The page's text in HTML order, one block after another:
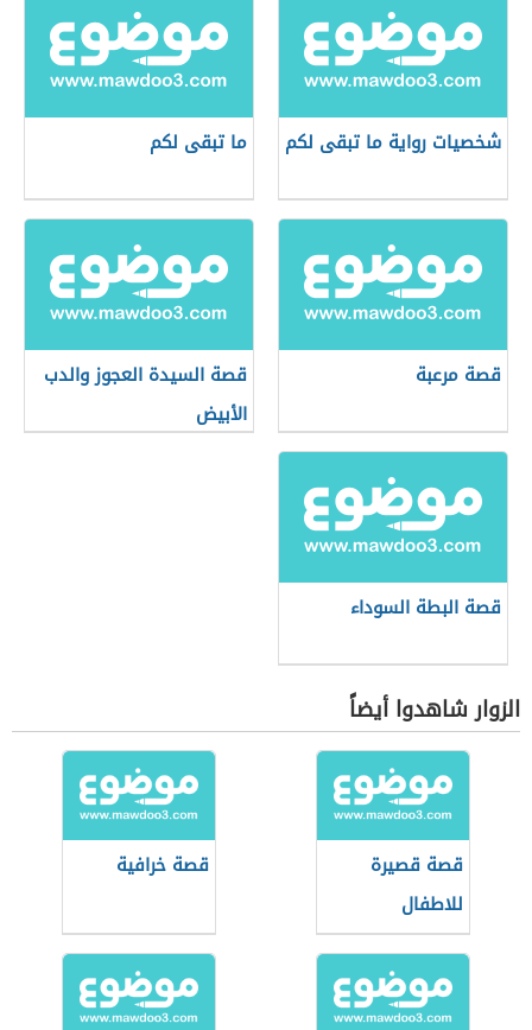
شخصيات رواية ما تبقى لكم ما تبقى لكم
قصة مرعبة
قصة السيدة العجوز والدب
الأبيض
قصة البطة السوداء
الزوار شاهدوا أيضاً
قصة قصيرة
للاطفال
قصة خرافية